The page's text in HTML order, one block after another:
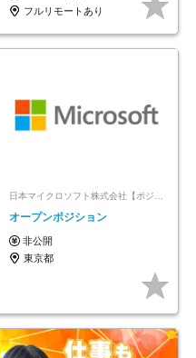
フルリモートあり
日本マイクロソフト株式会社【ポジションマッチ登録】
オープンポジション
非公開
東京都